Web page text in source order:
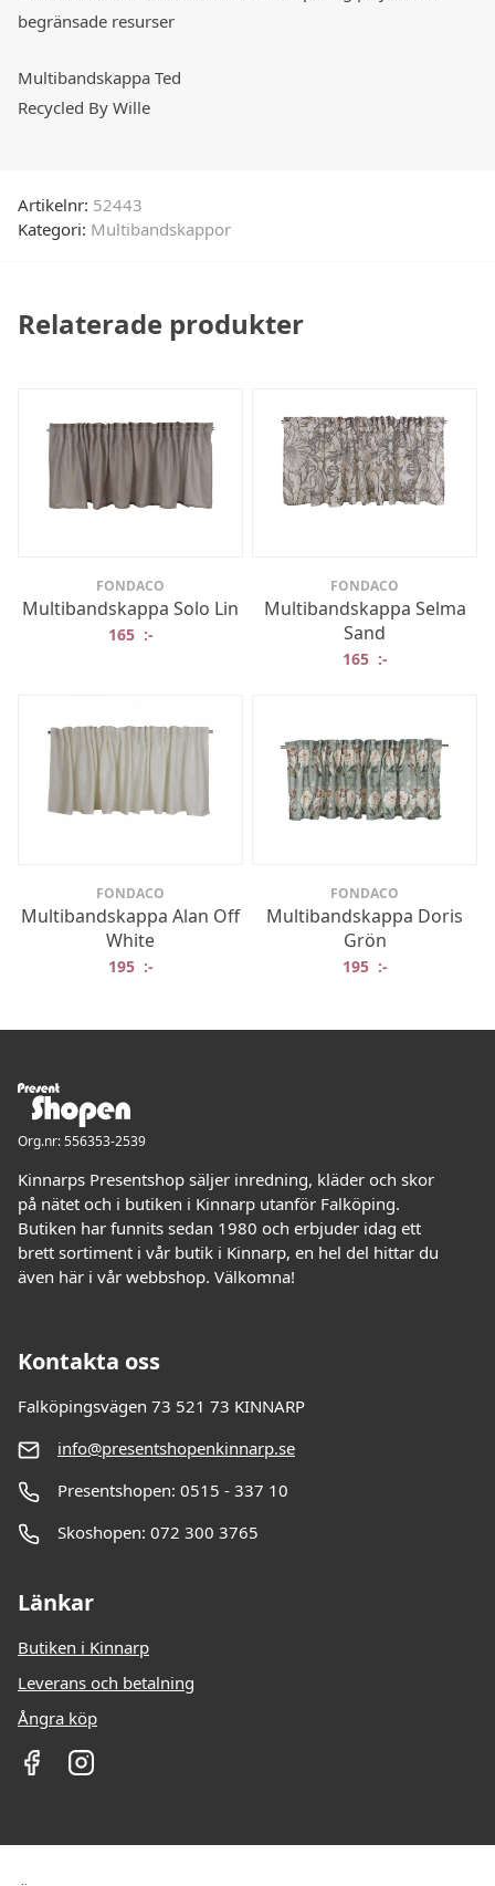
begränsade resurser
Multibandskappa Ted
Recycled By Wille
Artikelnr: 52443
Kategori: Multibandskappor
Relaterade produkter
FONDACO
Multibandskappa Solo Lin
165 :-
FONDACO
Multibandskappa Selma
Sand
165 :-
FONDACO
Multibandskappa Alan Off
White
195 :-
FONDACO
Multibandskappa Doris
Grön
195 :-
Org.nr: 556353-2539
Kinnarps Presentshop säljer inredning, kläder och skor
på nätet och i butiken i Kinnarp utanför Falköping.
Butiken har funnits sedan 1980 och erbjuder idag ett
brett sortiment i vår butik i Kinnarp, en hel del hittar du
även här i vår webbshop. Välkomna!
Kontakta oss
Falköpingsvägen 73 521 73 KINNARP
info@presentshopenkinnarp.se
Presentshopen: 0515 - 337 10
Skoshopen: 072 300 3765
Länkar
Butiken i Kinnarp
Leverans och betalning
Ångra köp